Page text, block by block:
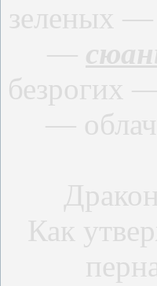
зеленых —
—
безрогих
—
Драконы
Как